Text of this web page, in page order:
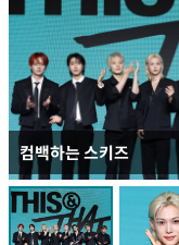
컴백하는 스키즈
이번주 국회에는 무